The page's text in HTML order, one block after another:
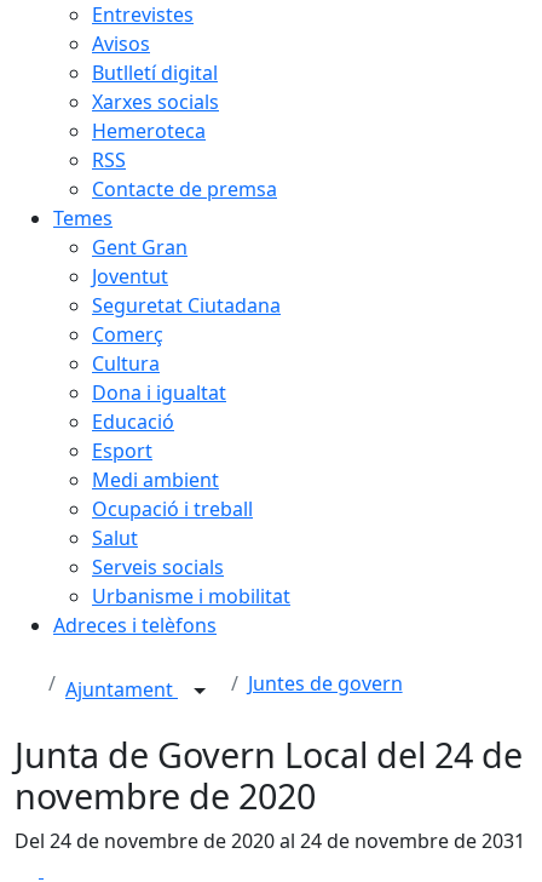
Entrevistes
Avisos
Butlletí digital
Xarxes socials
Hemeroteca
RSS
Contacte de premsa
Temes
Gent Gran
Joventut
Seguretat Ciutadana
Comerç
Cultura
Dona i igualtat
Educació
Esport
Medi ambient
Ocupació i treball
Salut
Serveis socials
Urbanisme i mobilitat
Adreces i telèfons
Ajuntament Juntes de govern
Junta de Govern Local del 24 de
novembre de 2020
Del 24 de novembre de 2020 al 24 de novembre de 2031